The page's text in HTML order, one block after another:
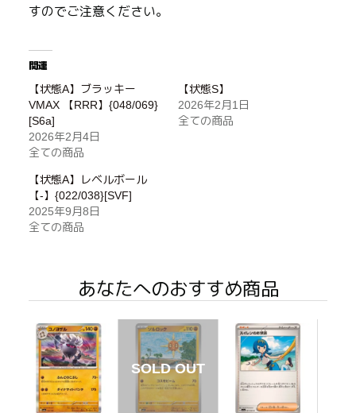
すのでご注意ください。
関連
【状態A】ブラッキー
VMAX 【RRR】{048/069}
[S6a]
2026年2月4日
全ての商品
【状態S】
2026年2月1日
全ての商品
【状態A】レベルボール
【-】{022/038}[SVF]
2025年9月8日
全ての商品
あなたへのおすすめ商品